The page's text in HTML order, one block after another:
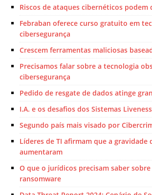
Riscos de ataques cibernéticos podem
Febraban oferece curso gratuito em
cibersegurança
Crescem ferramentas maliciosas
Precisamos falar sobre a tecnologia
cibersegurança
Pedido de resgate de dados atinge
I.A. e os desafios dos Sistemas Liveness
Segundo país mais visado por
Líderes de TI afirmam que a gravidade
aumentaram
O que o jurídicos precisam saber
ransomware